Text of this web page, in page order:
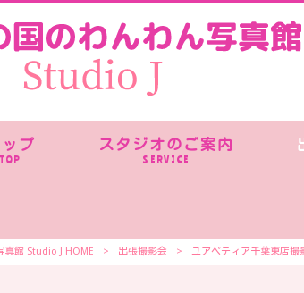
ップ
TOP
スタジオのご案内
SERVICE
真館 Studio J HOME > 出張撮影会 > ユアペティア千葉東店撮